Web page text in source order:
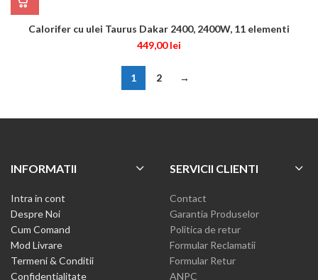
Calorifer cu ulei Taurus Dakar 2400, 2400W, 11 elementi
449,00lei
1 2 →
INFORMATII
Intra in cont
Despre Noi
Cum Comand
Mod Livrare
Termeni & Conditii
Confidentialitate
SERVICII CLIENTI
Contact
Garantia Produselor
Politica de retur
Formular Reclamatii
Formular Retur
ANPC